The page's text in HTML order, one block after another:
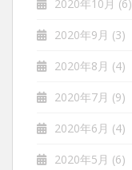
2020年10月 (6)
2020年9月 (3)
2020年8月 (4)
2020年7月 (9)
2020年6月 (4)
2020年5月 (6)